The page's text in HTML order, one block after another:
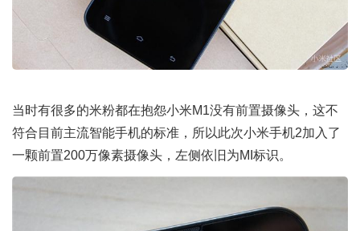
当时有很多的米粉都在抱怨小米M1没有前置摄像头，这不
符合目前主流智能手机的标准，所以此次小米手机2加入了
一颗前置200万像素摄像头，左侧依旧为MI标识。